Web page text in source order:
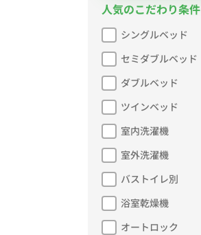
人気のこだわり条件
シングルベッド
セミダブルベッド
ダブルベッド
ツインベッド
室内洗濯機
室外洗濯機
バストイレ別
浴室乾燥機
オートロック